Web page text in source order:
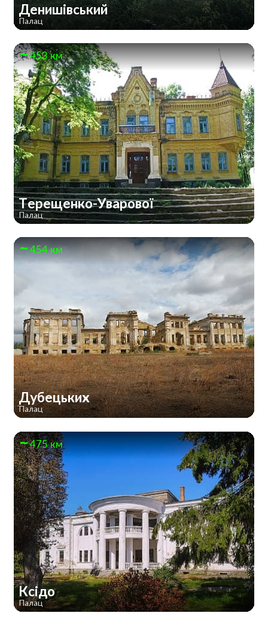
Денишівський
Палац
453 км
Терещенко-Уварової
Палац
454 км
Дубецьких
Палац
475 км
Ксідо
Палац